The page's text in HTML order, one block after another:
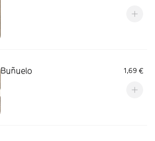
Buñuelo 1,69 €